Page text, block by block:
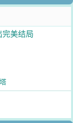
美结局